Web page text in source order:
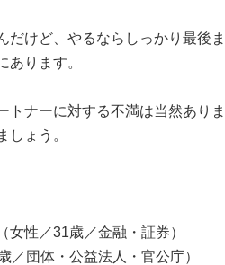
けど、やるならしっかり最後
あります。
トナーに対する不満は当然あり
しょう。
女性／31歳／金融・証券）
／団体・公益法人・官公庁）